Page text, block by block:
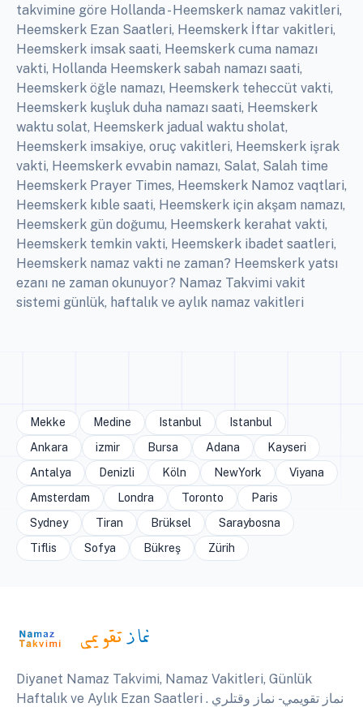
takvimine göre Hollanda - Heemskerk namaz vakitleri,
Heemskerk Ezan Saatleri, Heemskerk İftar vakitleri,
Heemskerk imsak saati, Heemskerk cuma namazı
vakti, Hollanda Heemskerk sabah namazı saati,
Heemskerk öğle namazı, Heemskerk teheccüt vakti,
Heemskerk kuşluk duha namazı saati, Heemskerk
waktu solat, Heemskerk jadual waktu sholat,
Heemskerk imsakiye, oruç vakitleri, Heemskerk işrak
vakti, Heemskerk evvabin namazı, Salat, Salah time
Heemskerk Prayer Times, Heemskerk Namoz vaqtlari,
Heemskerk kıble saati, Heemskerk için akşam namazı,
Heemskerk gün doğumu, Heemskerk kerahat vakti,
Heemskerk temkin vakti, Heemskerk ibadet saatleri,
Heemskerk namaz vakti ne zaman? Heemskerk yatsı
ezanı ne zaman okunuyor? Namaz Takvimi vakit
sistemi günlük, haftalık ve aylık namaz vakitleri
Mekke Medine Istanbul
Istanbul
Ankara
izmir Bursa Adana
Kayseri
Antalya
Denizli Köln NewYork
Viyana
Amsterdam
Londra Toronto
Paris
Sydney
Tiran Brüksel
Saraybosna
Tiflis
Sofya Bükreş Zürih
Diyanet Namaz Takvimi, Namaz Vakitleri, Günlük
Haftalık ve Aylık Ezan Saatleri . نماز تقويمي - نماز وقتلري